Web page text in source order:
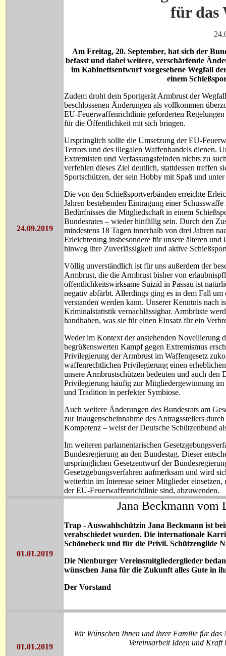
24.09.2019
für das
Am Freitag, 20. September, hat sich der
befasst und dabei weitere, verschärfende
im Kabinettsentwurf vorgesehene Wegfall
einem
Zudem droht dem Sportgerät Armbrust der
beschlossenen Änderungen als vollkommen
EU-Feuerwaffenrichtlinie geforderten
für die Öffentlichkeit mit sich bringen.
Ursprünglich sollte die Umsetzung der EU-
Terrors und des illegalen Waffenhandels dienen.
Extremisten und Verfassungsfeinden nichts zu
verfehlen dieses Ziel deutlich, stattdessen treffen
Sportschützen, der sein Hobby mit Spaß und
Die von den Schießsportverbänden erreichte
Jahren bestehenden Eintragung einer
Bedürfnisses die Mitgliedschaft in einem
Bundesrates – wieder hinfällig sein. Durch den
mindestens 18 Tagen innerhalb von drei Jahren
Erleichterung insbesondere für unsere älteren
hinweg ihre Zuverlässigkeit und aktive
Völlig unverständlich ist für uns außerdem der
Armbrust, die die Armbrust bisher von
öffentlichkeitswirksame Suizid in Passau ist
negativ abfärbt. Allerdings ging es in dem Fall
verstanden werden kann. Unserer Kenntnis nach
Kriminalstatistik vernachlässigbar. Armbrüste
handhaben, was sie für einen Einsatz für ein
Weder im Kontext der anstehenden Novellierung
begrüßenswerten Kampf gegen Extremismus
Privilegierung der Armbrust im Waffengesetz
waffenrechtlichen Privilegierung einen
unsere Armbrustschützen bedeuten und auch
Privilegierung häufig zur Mitgliedergewinnung im
und Tradition in perfekter Symbiose.
Auch weitere Änderungen des Bundesrats am
zur Inaugenscheinnahme des Antragsstellers
Kompetenz – weist der Deutsche Schützenbund
Im weiteren parlamentarischen
Bundesregierung an den Bundestag. Dieser
ursprünglichen Gesetzentwurf der
Gesetzgebungsverfahren aufmerksam und wird
weiterhin im Interesse seiner Mitglieder
der EU-Feuerwaffenrichtlinie sind, abzuwenden.
01.01.2019
Jana Beckmann vom
Trap - Auswahlschützin Jana Beckmann ist
verabschiedet wurden. Die internationale
Schönebeck und für die Privil. Schützengilde
Die Nienburger Vereinsmitgliederglieder
wünschen Jana für die Zukunft alles Gute in
Der Vorstand
01.01.2019
Wir Wünschen Ihnen und ihrer Familie für
Vereinsarbeit Ideen und Kraft